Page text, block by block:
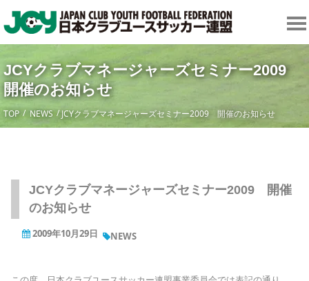
JCYクラブマネージャーズセミナー2009
開催のお知らせ
TOP NEWS JCYクラブマネージャーズセミナー2009 開催のお知らせ
JCYクラブマネージャーズセミナー2009 開催
のお知らせ
2009年10月29日 NEWS